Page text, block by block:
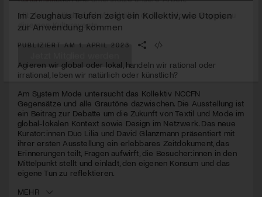
seconds
minutes,
seconds
Im Zeughaus Teufen zeigt ein Kollektiv, wie Utopien
zur Anwendung kommen
PUBLIZIERT AM 1. APRIL 2023
Agieren wir global oder lokal, handeln wir rational oder
irrational, leben wir natürlich oder künstlich?
Am System Mode untersucht das Kollektiv NCCFN
Gegensätze und alle Grautöne dazwischen. Die Ausstellung ist
ein Beitrag zur Debatte um die Zukunft von Textil und Mode im
global-lokalen Kontext sowie Design im Netzwerk. Das neue
Kurator:innen Duo Lilia und David Glanzmann präsentiert mit
ihrer ersten Ausstellung ein erlebbares Zeitdokument, das
Erinnerungen teilt, Fragen aufwirft, die Besucher:innen in den
Mittelpunkt stellt und einlädt, den eigenen Konsum und das
eigene Tun zu reflektieren.
MEHR
Engagiere dich als Kulturliebhaber:in, Kulturschaffende(r) oder
Kulturinstitution und unterstütze unsere Arbeit.
Mit deiner Mitgliedschaft erhältst du kostenlosen Zugang zu
Jetzt Mitglied werden